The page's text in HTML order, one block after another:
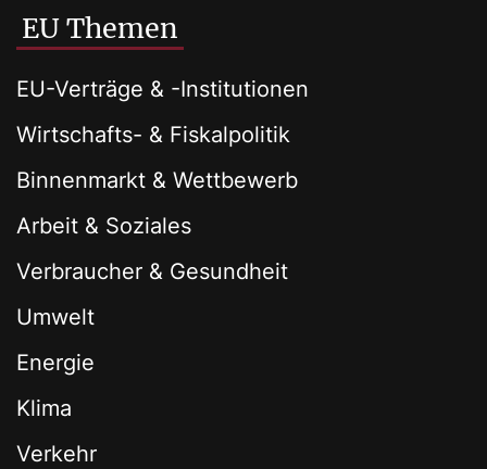
EU Themen
EU-Verträge & -Institutionen
Wirtschafts- & Fiskalpolitik
Binnenmarkt & Wettbewerb
Arbeit & Soziales
Verbraucher & Gesundheit
Umwelt
Energie
Klima
Verkehr